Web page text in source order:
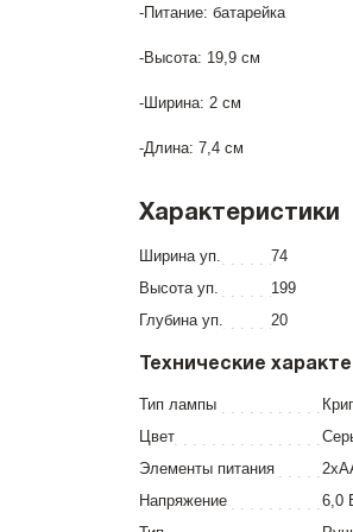
-Питание: батарейка
-Высота: 19,9 см
-Ширина: 2 см
-Длина: 7,4 см
Характеристики
Ширина уп.
74
Высота уп.
199
Глубина уп.
20
Технические
Тип лампы
Цвет
Элементы питания
Напряжение
6,0